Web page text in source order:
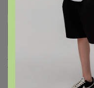
+
Хиты продаж